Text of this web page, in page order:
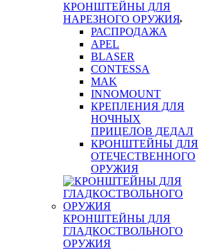
КРОНШТЕЙНЫ ДЛЯ
НАРЕЗНОГО ОРУЖИЯ
РАСПРОДАЖА
APEL
BLASER
CONTESSA
MAK
INNOMOUNT
КРЕПЛЕНИЯ ДЛЯ
НОЧНЫХ
ПРИЦЕЛОВ ДЕДАЛ
КРОНШТЕЙНЫ ДЛЯ
ОТЕЧЕСТВЕННОГО
ОРУЖИЯ
КРОНШТЕЙНЫ ДЛЯ
ГЛАДКОСТВОЛЬНОГО
ОРУЖИЯ